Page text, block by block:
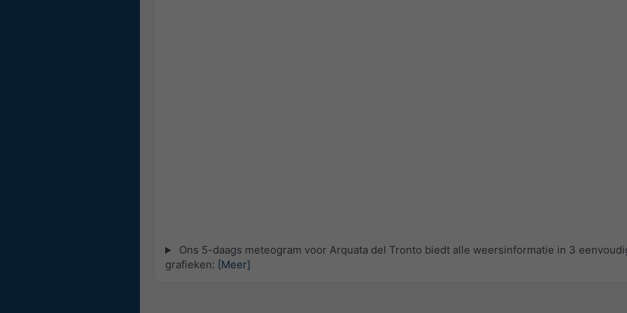
Ons 5-daags meteogram voor Arquata del Tronto biedt alle weersinformatie in 3
grafieken: [Meer]